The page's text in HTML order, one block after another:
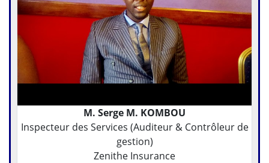
M. Serge M. KOMBOU
Inspecteur des Services (Auditeur & Contrôleur de
gestion)
Zenithe Insurance